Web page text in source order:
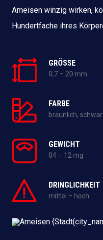
Ameisen winzig wirken,
Hundertfache ihres
GRÖSSE
0,7 – 20 mm
FARBE
bräunlich,
GEWICHT
04 – 12 mg
DRINGLICHKEIT
mittel – hoch